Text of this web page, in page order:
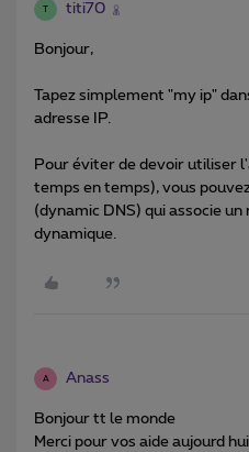
T titi70
Bonjour,
Tapez simplement "my ip"
adresse IP.
Pour éviter de devoir utiliser
temps en temps), vous
(dynamic DNS) qui associe
dynamique.
A Anass
Bonjour tt le monde
Merci pour vos aide aujourd